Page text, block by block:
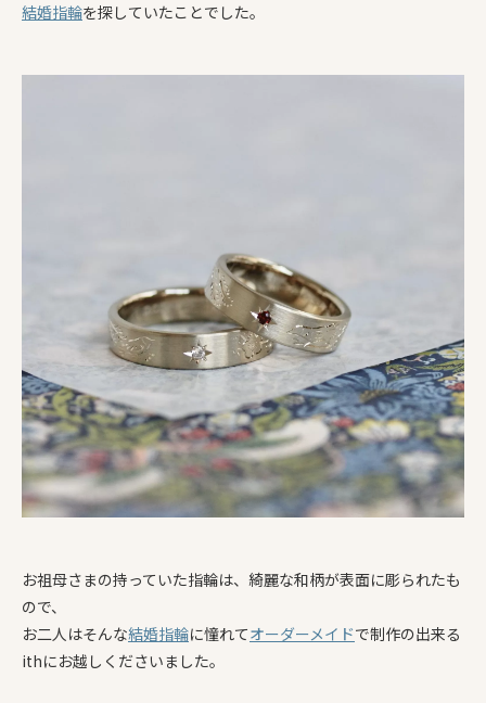
結婚指輪を探していたことでした。
お祖母さまの持っていた指輪は、綺麗な和柄が表面に彫られたも
ので、
お二人はそんな結婚指輪に憧れてオーダーメイドで制作の出来る
ithにお越しくださいました。